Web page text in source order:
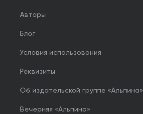
Авторы
Блог
Условия использования
Реквизиты
Об издательской группе «Альпина»
Вечерняя «Альпина»